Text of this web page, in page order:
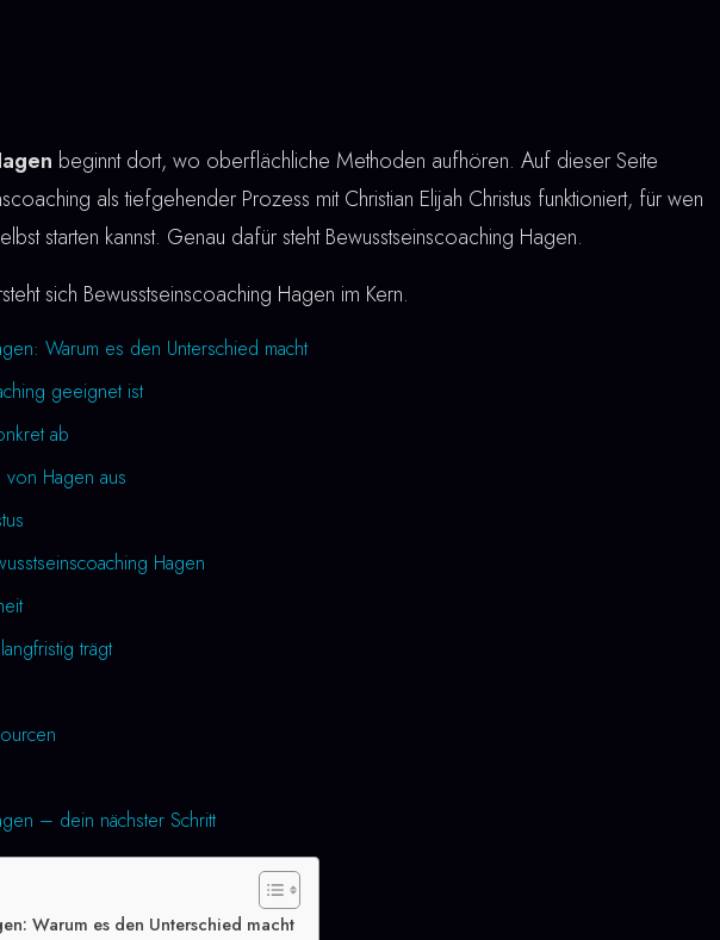
beginnt dort, wo oberflächliche Methoden aufhören. Auf dieser Seite
als tiefgehender Prozess mit Christian Elijah Christus funktioniert, für wen
starten kannst. Genau dafür steht Bewusstseinscoaching Hagen.
sich Bewusstseinscoaching Hagen im Kern.
Warum es den Unterschied macht
geeignet ist
ab
Hagen aus
Hagen
trägt
– dein nächster Schritt
Warum es den Unterschied macht